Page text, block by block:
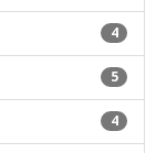
4
5
4